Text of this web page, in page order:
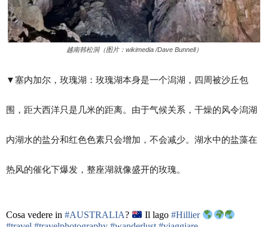
越南韩松洞（图片：wikimedia /Dave Bunnell）
▼​塞内加尔，玫瑰湖：玫瑰湖本身是一个潟湖，四周被沙丘包
围，距大西洋只是几米的距离。由于气候关系，干燥的风令潟湖
内湖水的盐分和红色色素只会增加，不会减少。湖水中的盐藻在
热风的催化下爆发，整座湖就像盛开的玫瑰。
Cosa vedere in #AUSTRALIA? Il lago#Hillier